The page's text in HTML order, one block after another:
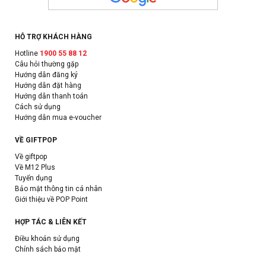
HỖ TRỢ KHÁCH HÀNG
Hotline 1900 55 88 12
Câu hỏi thường gặp
Hướng dẫn đăng ký
Hướng dẫn đặt hàng
Hướng dẫn thanh toán
Cách sử dụng
Hướng dẫn mua e-voucher
VỀ GIFTPOP
Về giftpop
Về M12 Plus
Tuyển dụng
Bảo mật thông tin cá nhân
Giới thiệu về POP Point
HỢP TÁC & LIÊN KẾT
Điều khoản sử dụng
Chính sách bảo mật